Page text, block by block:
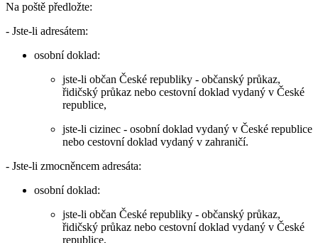
Na poště předložte:
- Jste-li adresátem:
osobní doklad:
jste-li občan České republiky - občanský průkaz,
řidičský průkaz nebo cestovní doklad vydaný v České
republice,
jste-li cizinec - osobní doklad vydaný v České republice
nebo cestovní doklad vydaný v zahraničí.
- Jste-li zmocněncem adresáta:
osobní doklad:
jste-li občan České republiky - občanský průkaz,
řidičský průkaz nebo cestovní doklad vydaný v České
republice,